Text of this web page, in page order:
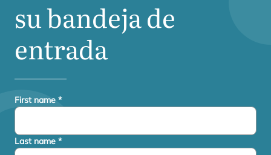
su bandeja de
entrada
First name *
Last name *